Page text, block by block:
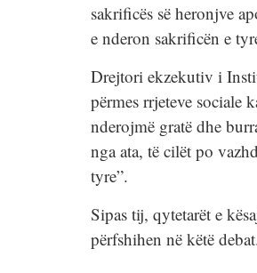
sakrificës së heronjve
e nderon sakrificën e
Drejtori ekzekutiv i
përmes rrjeteve sociale
nderojmë gratë dhe
nga ata, të cilët po
tyre”.
Sipas tij, qytetarët e
përfshihen në këtë